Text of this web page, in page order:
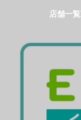
店舗一覧